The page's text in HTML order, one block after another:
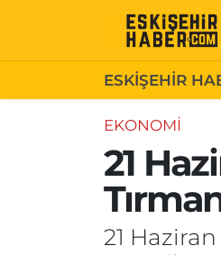
ESKİŞEHİR
EKONOMİ
21
21
ESKİŞEHİR HABER
ASAYİŞ
Gizlilik Politikası
İletişim
Odunpazarı Hava
Odunpazarı Trafik
Süper Lig Puan
Tüm Manşetler